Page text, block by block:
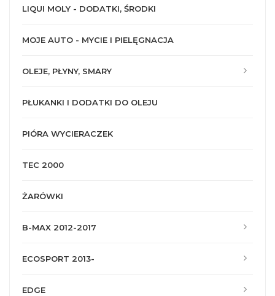
LIQUI MOLY - DODATKI, ŚRODKI
MOJE AUTO - MYCIE I PIELĘGNACJA
OLEJE, PŁYNY, SMARY
PŁUKANKI I DODATKI DO OLEJU
PIÓRA WYCIERACZEK
TEC 2000
ŻARÓWKI
B-MAX 2012-2017
ECOSPORT 2013-
EDGE